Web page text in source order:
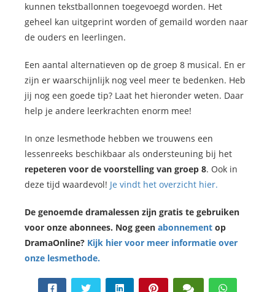
kunnen tekstballonnen toegevoegd worden. Het
geheel kan uitgeprint worden of gemaild worden naar
de ouders en leerlingen.
Een aantal alternatieven op de groep 8 musical. En er
zijn er waarschijnlijk nog veel meer te bedenken. Heb
jij nog een goede tip? Laat het hieronder weten. Daar
help je andere leerkrachten enorm mee!
In onze lesmethode hebben we trouwens een
lessenreeks beschikbaar als ondersteuning bij het
repeteren voor de voorstelling van groep 8. Ook in
deze tijd waardevol! Je vindt het overzicht hier.
De genoemde dramalessen zijn gratis te gebruiken
voor onze abonnees. Nog geen abonnement op
DramaOnline? Kijk hier voor meer informatie over
onze lesmethode.